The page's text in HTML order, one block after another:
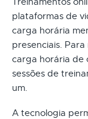
plataformas de
carga horária
presenciais.
carga horária de
sessões de
um.
A tecnologia